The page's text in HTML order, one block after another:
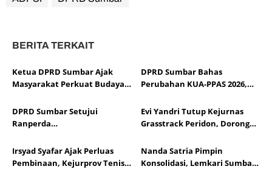
BERITA TERKAIT
Ketua DPRD Sumbar Ajak
Masyarakat Perkuat Budaya
Menjaga Kantibmas
DPRD Sumbar Bahas
Perubahan KUA-PPAS 2026,
Dinamika Fiskal dan Ekonomi
Daerah
DPRD Sumbar Setujui
Ranperda
2025, Soroti Efektivitas
Kinerja Fiskal
Evi Yandri Tutup Kejurnas
Grasstrack Peridon, Dorong
Berprestasi
Irsyad Syafar Ajak Perluas
Pembinaan, Kejurprov Tenis
Nanda Satria Pimpin
Konsolidasi, Lemkari Sumbar